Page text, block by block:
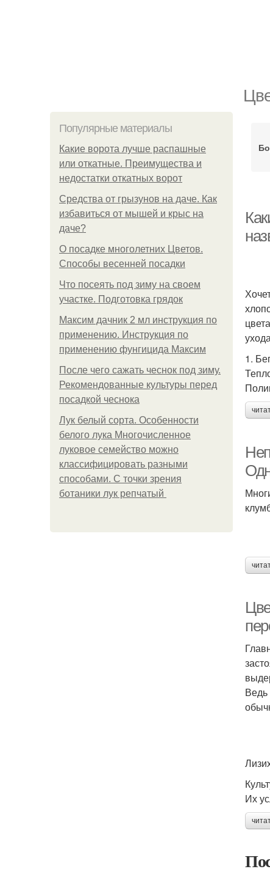
Популярные материалы
Какие ворота лучше распашные
или откатные. Преимущества и
недостатки откатных ворот
Средства от грызунов на даче. Как
избавиться от мышей и крыс на
даче?
О посадке многолетних Цветов.
Способы весенней посадки
Что посеять под зиму на своем
участке. Подготовка грядок
Максим дачник 2 мл инструкция по
применению. Инструкция по
применению фунгицида Максим
После чего сажать чеснок под зиму.
Рекомендованные культуры перед
посадкой чеснока
Лук белый сорта. Особенности
белого лука Многочисленное
луковое семейство можно
классифицировать разными
способами. С точки зрения
ботаники лук репчатый
1.
Ведь
Их